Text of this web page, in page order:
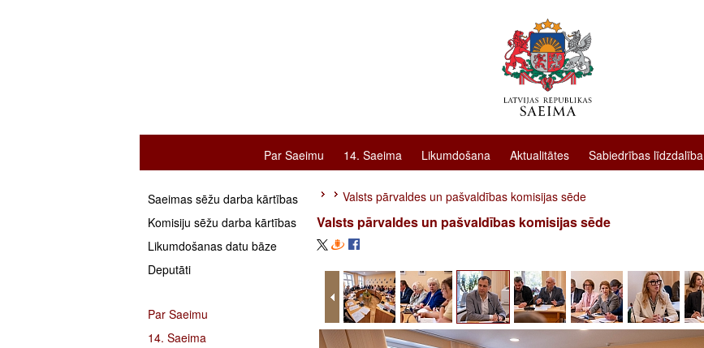
Par Saeimu 14. Saeima Likumdošana Aktualitātes Sabiedrības līdzdalība
Saeimas sēžu darba kārtības
Komisiju sēžu darba kārtības
Likumdošanas datu bāze
Deputāti
Par Saeimu
14. Saeima
Valsts pārvaldes un pašvaldības komisijas sēde
Valsts pārvaldes un pašvaldības komisijas sēde